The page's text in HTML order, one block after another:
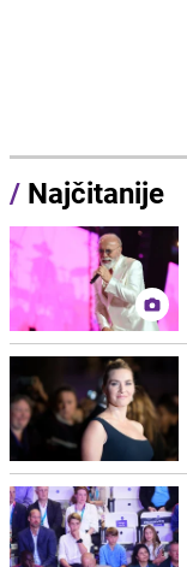
/ Najčitanije